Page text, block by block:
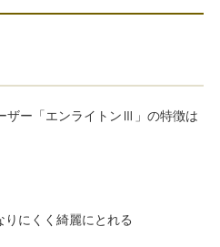
ザー「エンライトンⅢ」の特徴は
にくく綺麗にとれる